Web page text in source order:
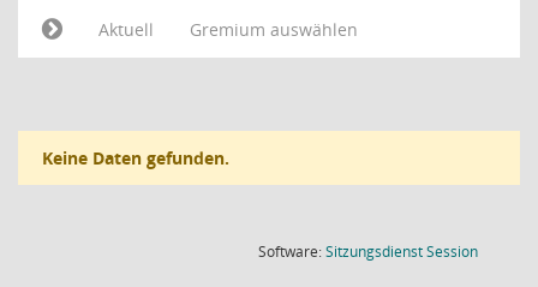
Aktuell
Gremium auswählen
Keine Daten gefunden.
Software:SitzungsdienstSession(Wird in